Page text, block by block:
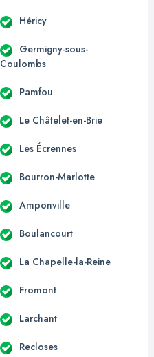
Héricy
Germigny-sous-
Coulombs
Pamfou
Le Châtelet-en-Brie
Les Écrennes
Bourron-Marlotte
Amponville
Boulancourt
La Chapelle-la-Reine
Fromont
Larchant
Recloses